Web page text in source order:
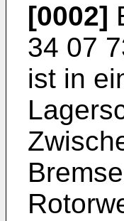
[0002]
34 07
ist in